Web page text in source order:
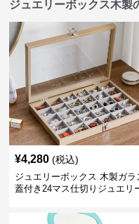
ジュエリーボックス木製
¥4,280 (税込)
ジュエリーボックス 木製ガラ
蓋付き24マス仕切りジュエリ